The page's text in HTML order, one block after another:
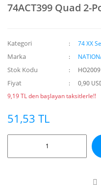
74ACT399 Quad 2-
Kategori 74 XX
Marka
Stok Kodu
Fiyat
0,90
9,19 TL den başlayan taksitlerle!!
51,53 TL